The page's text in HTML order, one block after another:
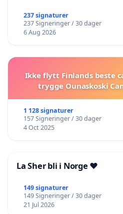
237 signaturer
237 Signeringer / 30 dager
6 Aug 2026
Ikke flytt Finlands beste
trygge Ounaskoski
1 128 signaturer
157 Signeringer / 30 dager
4 Oct 2025
La Sher bli i Norge ❤️
149 signaturer
149 Signeringer / 30 dager
21 Jul 2026